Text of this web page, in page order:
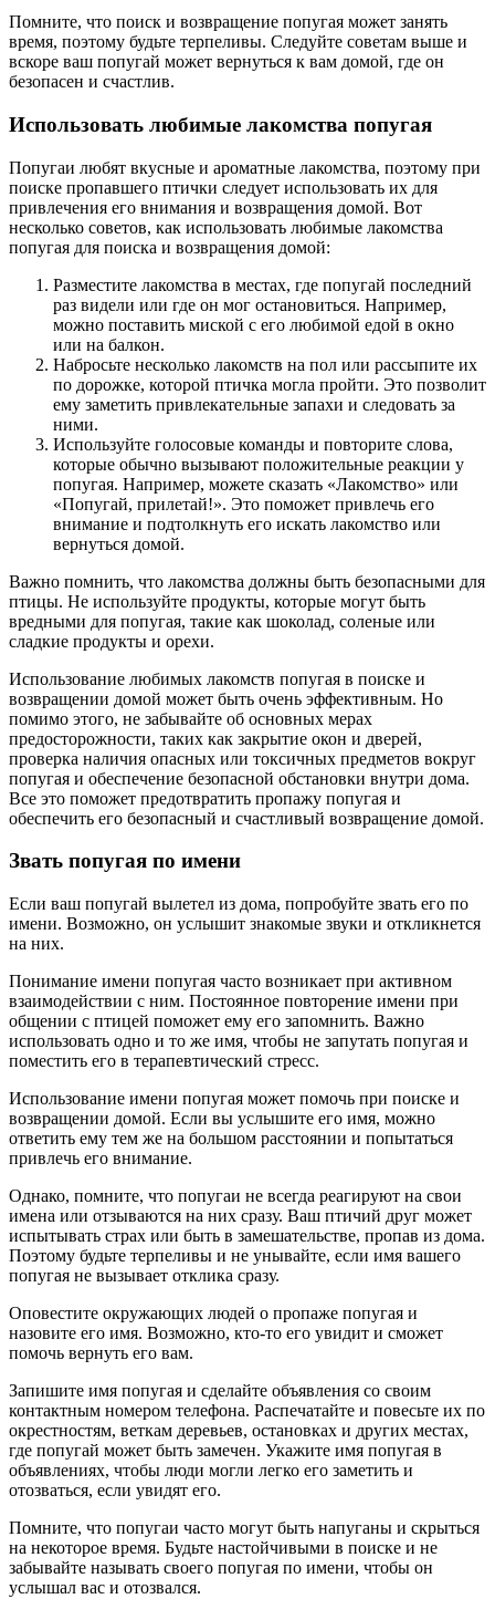
Помните, что поиск и возвращение попугая может занять
время, поэтому будьте терпеливы. Следуйте советам выше и
вскоре ваш попугай может вернуться к вам домой, где он
безопасен и счастлив.
Использовать любимые лакомства попугая
Попугаи любят вкусные и ароматные лакомства, поэтому при
поиске пропавшего птички следует использовать их для
привлечения его внимания и возвращения домой. Вот
несколько советов, как использовать любимые лакомства
попугая для поиска и возвращения домой:
Разместите лакомства в местах, где попугай последний
раз видели или где он мог остановиться. Например,
можно поставить миской с его любимой едой в окно
или на балкон.
Набросьте несколько лакомств на пол или рассыпите их
по дорожке, которой птичка могла пройти. Это позволит
ему заметить привлекательные запахи и следовать за
ними.
Используйте голосовые команды и повторите слова,
которые обычно вызывают положительные реакции у
попугая. Например, можете сказать «Лакомство» или
«Попугай, прилетай!». Это поможет привлечь его
внимание и подтолкнуть его искать лакомство или
вернуться домой.
Важно помнить, что лакомства должны быть безопасными для
птицы. Не используйте продукты, которые могут быть
вредными для попугая, такие как шоколад, соленые или
сладкие продукты и орехи.
Использование любимых лакомств попугая в поиске и
возвращении домой может быть очень эффективным. Но
помимо этого, не забывайте об основных мерах
предосторожности, таких как закрытие окон и дверей,
проверка наличия опасных или токсичных предметов вокруг
попугая и обеспечение безопасной обстановки внутри дома.
Все это поможет предотвратить пропажу попугая и
обеспечить его безопасный и счастливый возвращение домой.
Звать попугая по имени
Если ваш попугай вылетел из дома, попробуйте звать его по
имени. Возможно, он услышит знакомые звуки и откликнется
на них.
Понимание имени попугая часто возникает при активном
взаимодействии с ним. Постоянное повторение имени при
общении с птицей поможет ему его запомнить. Важно
использовать одно и то же имя, чтобы не запутать попугая и
поместить его в терапевтический стресс.
Использование имени попугая может помочь при поиске и
возвращении домой. Если вы услышите его имя, можно
ответить ему тем же на большом расстоянии и попытаться
привлечь его внимание.
Однако, помните, что попугаи не всегда реагируют на свои
имена или отзываются на них сразу. Ваш птичий друг может
испытывать страх или быть в замешательстве, пропав из дома.
Поэтому будьте терпеливы и не унывайте, если имя вашего
попугая не вызывает отклика сразу.
Оповестите окружающих людей о пропаже попугая и
назовите его имя. Возможно, кто-то его увидит и сможет
помочь вернуть его вам.
Запишите имя попугая и сделайте объявления со своим
контактным номером телефона. Распечатайте и повесьте их по
окрестностям, веткам деревьев, остановках и других местах,
где попугай может быть замечен. Укажите имя попугая в
объявлениях, чтобы люди могли легко его заметить и
отозваться, если увидят его.
Помните, что попугаи часто могут быть напуганы и скрыться
на некоторое время. Будьте настойчивыми в поиске и не
забывайте называть своего попугая по имени, чтобы он
услышал вас и отозвался.